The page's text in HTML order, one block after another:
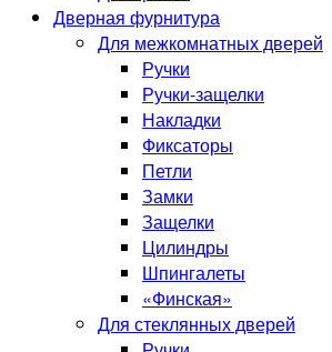
Дверная фурнитура
Для межкомнатных дверей
Ручки
Ручки-защелки
Накладки
Фиксаторы
Петли
Замки
Защелки
Цилиндры
Шпингалеты
«Финская»
Для стеклянных дверей